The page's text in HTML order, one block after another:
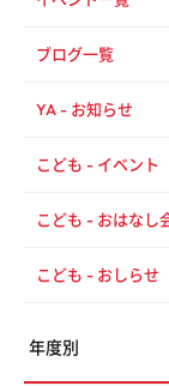
ブログ一覧
YA - お知らせ
こども - イベント
こども - おはなし
こども - おしらせ
年度別